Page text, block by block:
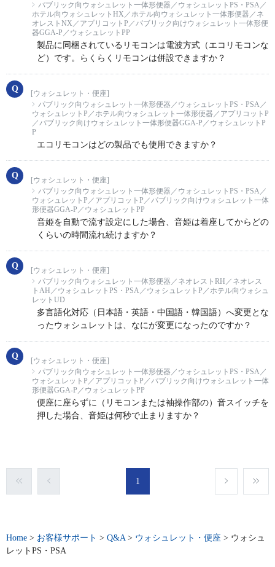
パブリック向ウォシュレット一体形便器／ウォシュレットPS・PSA／
ホテル向ウォシュレットHX／ホテル向ウォシュレット一体形便器／ネ
オレストNX／アプリコットP／パブリック向けウォシュレット一体形便
器GGA-P／ウォシュレットPP
製品に同梱されているリモコンは電波方式（エコリモコンな
ど）です。らくらくリモコンは併設できますか？
[ウォシュレット・便座]
パブリック向ウォシュレット一体形便器／ウォシュレットPS・PSA／
ウォシュレットP／ホテル向ウォシュレット一体形便器／アプリコットP
／パブリック向けウォシュレット一体形便器GGA-P／ウォシュレットP
P
エコリモコンはどの製品でも使用できますか？
[ウォシュレット・便座]
パブリック向ウォシュレット一体形便器／ウォシュレットPS・PSA／
ウォシュレットP／アプリコットP／パブリック向けウォシュレット一体
形便器GGA-P／ウォシュレットPP
音姫を自動で流す設定にした場合、音姫は着座してからどの
くらいの時間流れ続けますか？
[ウォシュレット・便座]
パブリック向ウォシュレット一体形便器／ネオレストRH／ネオレス
トAH／ウォシュレットPS・PSA／ウォシュレットP／ホテル向ウォシュ
レットUD
多言語化対応（日本語・英語・中国語・韓国語）へ変更とな
ったウォシュレットは、なにが変更になったのですか？
[ウォシュレット・便座]
パブリック向ウォシュレット一体形便器／ウォシュレットPS・PSA／
ウォシュレットP／アプリコットP／パブリック向けウォシュレット一体
形便器GGA-P／ウォシュレットPP
便座に座らずに（リモコンまたは袖操作部の）音スイッチを
押した場合、音姫は何秒で止まりますか？
1
Home > お客様サポート > Q&A> ウォシュレット・便座 > ウォシュ
レットPS・PSA